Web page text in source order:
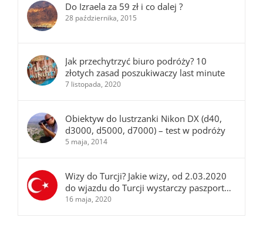
Do Izraela za 59 zł i co dalej ?
28 października, 2015
Jak przechytrzyć biuro podróży? 10
złotych zasad poszukiwaczy last minute
7 listopada, 2020
Obiektyw do lustrzanki Nikon DX (d40,
d3000, d5000, d7000) – test w podróży
5 maja, 2014
Wizy do Turcji? Jakie wizy, od 2.03.2020
do wjazdu do Turcji wystarczy paszport…
16 maja, 2020